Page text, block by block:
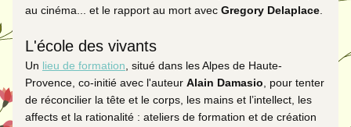
au cinéma... et le rapport au mort avec Gregory Delaplace
L'école des vivants
Un lieu de formation , situé dans les Alpes de Haute-
Provence, co-initié avec l'auteur Alain Damasio , pour tenter
de réconcilier la tête et le corps, les mains et l’intellect, les
affects et la rationalité : ateliers de formation et de création